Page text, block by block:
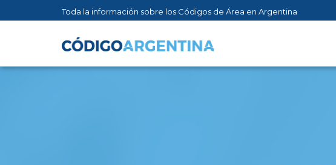
Toda la información sobre los Códigos de Área en Argentina